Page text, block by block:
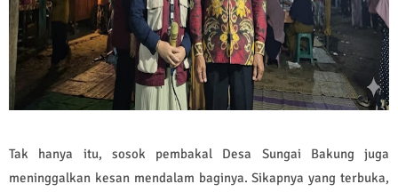
Tak hanya itu, sosok pembakal Desa Sungai Bakung juga
meninggalkan kesan mendalam baginya. Sikapnya yang terbuka,